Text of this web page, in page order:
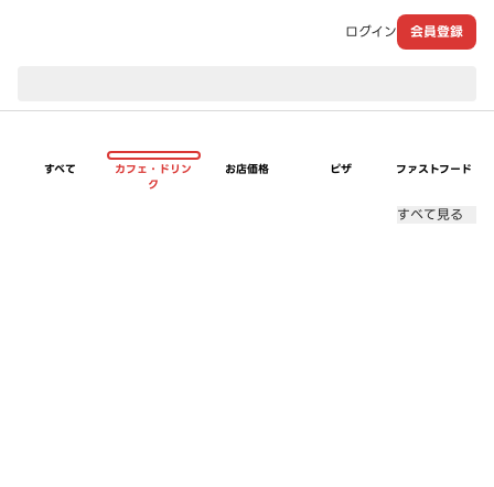
ログイン 会員登録
すべて
カフェ・ドリン
ク
お店価格 ピザ ファストフード
すべて見る